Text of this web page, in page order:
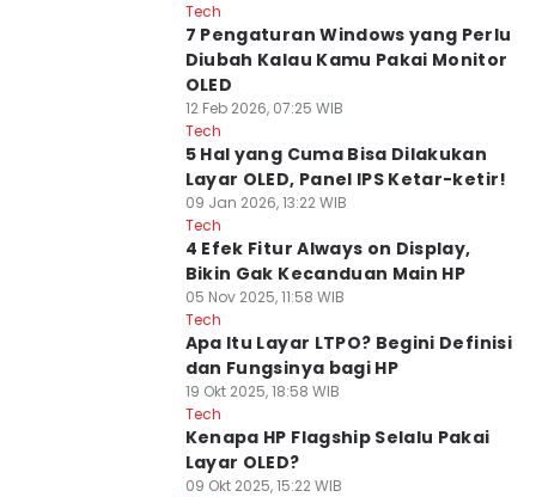
Tech
7 Pengaturan Windows yang Perlu
Diubah Kalau Kamu Pakai Monitor
OLED
12 Feb 2026, 07:25 WIB
Tech
5 Hal yang Cuma Bisa Dilakukan
Layar OLED, Panel IPS Ketar-ketir!
09 Jan 2026, 13:22 WIB
Tech
4 Efek Fitur Always on Display,
Bikin Gak Kecanduan Main HP
05 Nov 2025, 11:58 WIB
Tech
Apa Itu Layar LTPO? Begini Definisi
dan Fungsinya bagi HP
19 Okt 2025, 18:58 WIB
Tech
Kenapa HP Flagship Selalu Pakai
Layar OLED?
09 Okt 2025, 15:22 WIB